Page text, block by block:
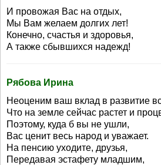
И провожая Вас на отдых,
Мы Вам желаем долгих лет!
Конечно, счастья и здоровья,
А также сбывшихся надежд!
Рябова Ирина
Неоценим ваш вклад в развитие
Что на земле сейчас растет и
Поэтому, куда б вы не ушли,
Вас ценит весь народ и уважает.
На пенсию уходите, друзья,
Передавая эстафету младшим,